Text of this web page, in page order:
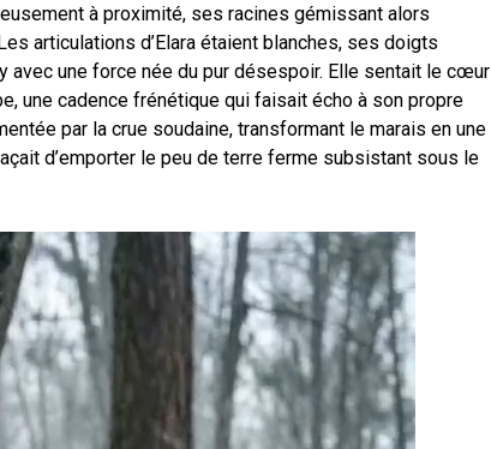
à proximité, ses racines gémissant alors
articulations d’Elara étaient blanches, ses doigts
avec une force née du pur désespoir. Elle sentait le cœur
une cadence frénétique qui faisait écho à son propre
par la crue soudaine, transformant le marais en une
d’emporter le peu de terre ferme subsistant sous le